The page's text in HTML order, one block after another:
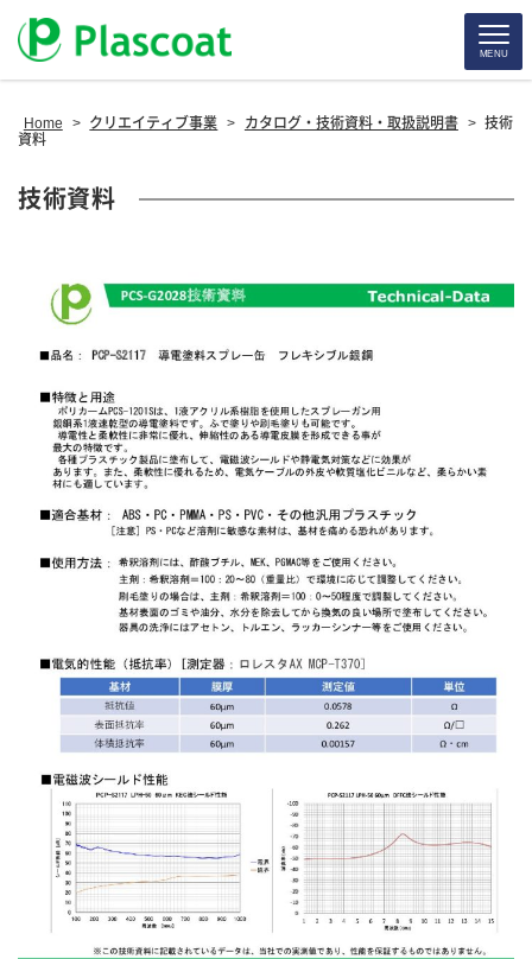
MENU
Home > クリエイティブ事業 > カタログ・技術資料・取扱説明書 > 技術
資料
技術資料